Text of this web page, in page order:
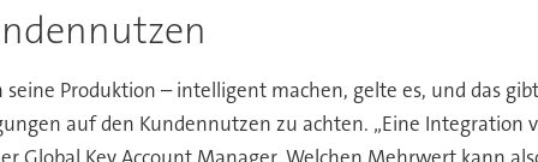
Produktion – intelligent machen, gelte es, und das gibt
auf den Kundennutzen zu achten. „Eine Integration